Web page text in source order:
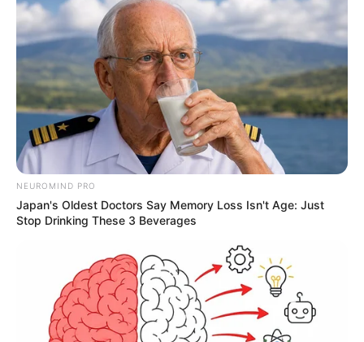
DESTAQUES
FACEBOOK
DESTAQUES DA SEMANA
Agente de Saúde é indiciada por falsificar
visitas que nunca aconteceram.
Câmara dos Deputados: anuênios, triênios,
quinquênios, sexta-parte e licenças-prêmio
entram no debate.
NEUROMIND PRO
Japan's Oldest Doctors Say Memory Loss Isn't Age: Just
Stop Drinking These 3 Beverages